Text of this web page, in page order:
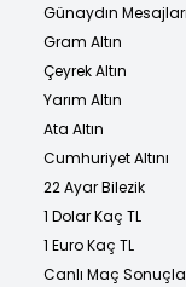
Günaydın Mesajları
Gram Altın
Çeyrek Altın
Yarım Altın
Ata Altın
Cumhuriyet Altını
22 Ayar Bilezik
1 Dolar Kaç TL
1 Euro Kaç TL
Canlı Maç